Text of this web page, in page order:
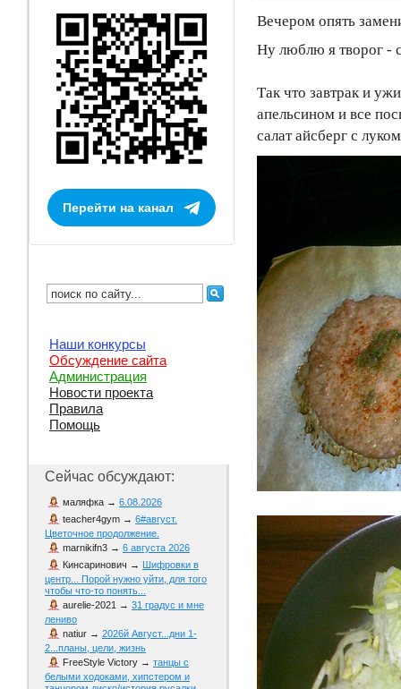
Вечером опять
Ну люблю я творог -
Так что завтрак и
апельсином и все
салат айсберг с
Перейти на канал
Наши конкурсы
Обсуждение сайта
Администрация
Новости проекта
Правила
Помощь
Сейчас обсуждают:
маляфка → 6.08.2026
teacher4gym → 6#август.
Цветочное продолжение.
marnikifn3 → 6 августа 2026
Кинсаринович → Шифровки в
центр... Порой нужно уйти, для того
чтобы что-то понять...
aurelie-2021 → 31 градус и мне
лениво
natiur → 2026й Август...дни 1-
2...планы, цели, жизнь
FreeStyle Victory → танцы с
белыми ходоками, хипстером и